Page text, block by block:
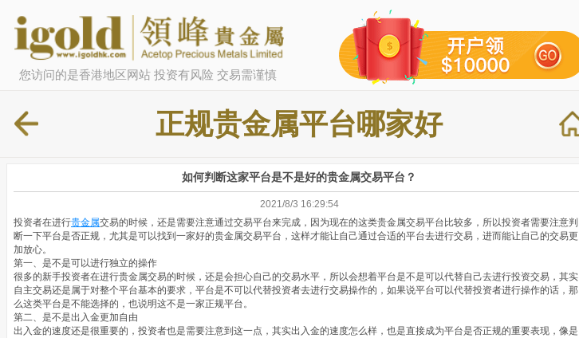
您访问的是香港地区网站 投资有风险 交易需谨慎
正规贵金属平台哪家好
如何判断这家平台是不是好的贵金属交易平台？
2021/8/3 16:29:54
投资者在进行贵金属交易的时候，还是需要注意通过交易平台来完成，因为现在的这类贵金属交易平台比较多，所以投资者需要注意判
断一下平台是否正规，尤其是可以找到一家好的贵金属交易平台，这样才能让自己通过合适的平台去进行交易，进而能让自己的交易更
加放心。
第一、是不是可以进行独立的操作
很多的新手投资者在进行贵金属交易的时候，还是会担心自己的交易水平，所以会想着平台是不是可以代替自己去进行投资交易，其实
自主交易还是属于对整个平台基本的要求，平台是不可以代替投资者去进行交易操作的，如果说平台可以代替投资者进行操作的话，那
么这类平台是不能选择的，也说明这不是一家正规平台。
第二、是不是出入金更加自由
出入金的速度还是很重要的，投资者也是需要注意到这一点，其实出入金的速度怎么样，也是直接成为平台是否正规的重要表现，像是